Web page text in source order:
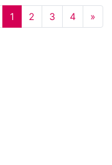
Previous
1 2 3 4 »